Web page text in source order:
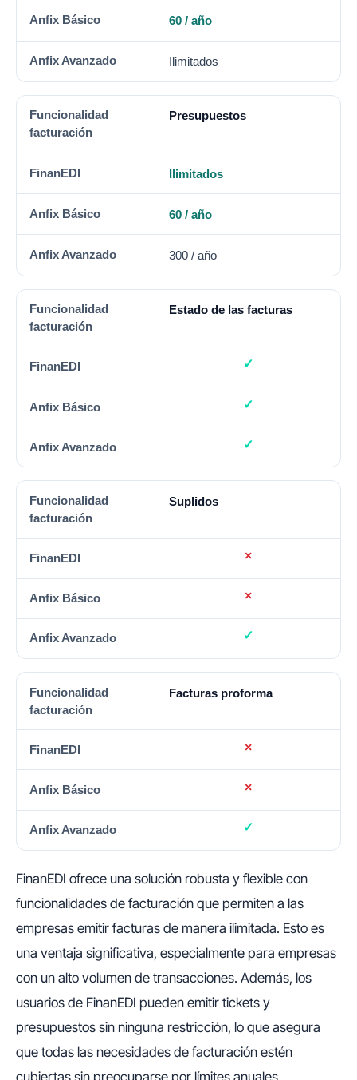
60 / año
Ilimitados
Presupuestos
Ilimitados
60 / año
300 / año
Estado de las facturas
Suplidos
Facturas proforma
FinanEDI ofrece una solución robusta y flexible con
funcionalidades de facturación que permiten a las
empresas emitir facturas de manera ilimitada. Esto es
una ventaja significativa, especialmente para empresas
con un alto volumen de transacciones. Además, los
usuarios de FinanEDI pueden emitir tickets y
presupuestos sin ninguna restricción, lo que asegura
que todas las necesidades de facturación estén
cubiertas sin preocuparse por límites anuales.